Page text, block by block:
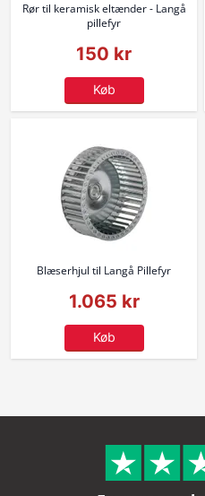
Rør til keramisk eltænder - Langå
pillefyr
150 kr
Køb
Blæserhjul til Langå Pillefyr
1.065 kr
Køb